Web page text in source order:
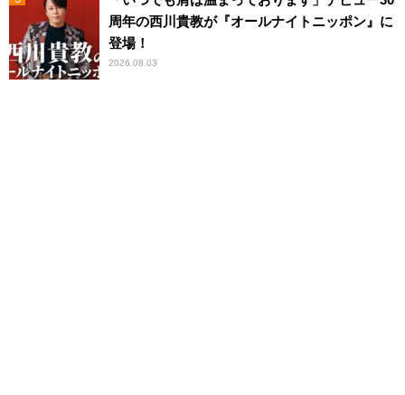
周年の西川貴教が『オールナイトニッポン』に
登場！
2026.08.03